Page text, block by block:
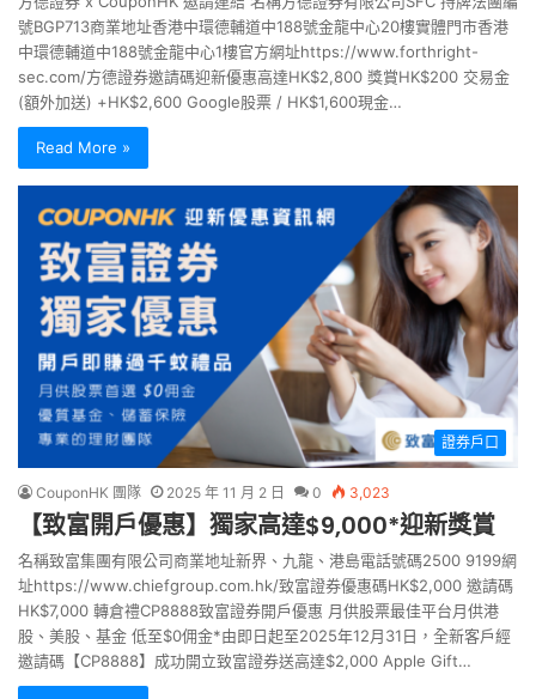
號BGP713商業地址香港中環德輔道中188號金龍中心20樓實體門市香港
中環德輔道中188號金龍中心1樓官方網址https://www.forthright-
sec.com/方德證券邀請碼迎新優惠高達HK$2,800 獎賞HK$200 交易金
(額外加送) +HK$2,600 Google股票 / HK$1,600現金…
Read More »
證券戶口
CouponHK 團隊 2025 年 11 月 2 日 0 3,023
【致富開戶優惠】獨家高達$9,000*迎新獎賞
名稱致富集團有限公司商業地址新界、九龍、港島電話號碼2500 9199網
址https://www.chiefgroup.com.hk/致富證券優惠碼HK$2,000 邀請碼
HK$7,000 轉倉禮CP8888致富證券開戶優惠 月供股票最佳平台月供港
股、美股、基金 低至$0佣金*由即日起至2025年12月31日，全新客戶經
邀請碼【CP8888】成功開立致富證券送高達$2,000 Apple Gift…